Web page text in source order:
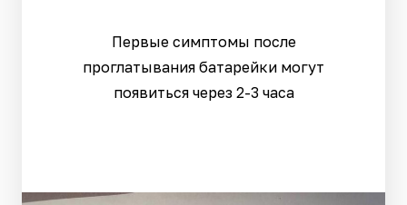
Первые симптомы после
проглатывания батарейки могут
появиться через 2-3 часа